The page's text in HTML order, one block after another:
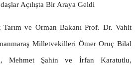
Açılışta Bir Araya Geldi
ve Orman Bakanı Prof. Dr. Vahit
Milletvekilleri Ömer Oruç Bilal
Mehmet Şahin ve İrfan Karatutlu,